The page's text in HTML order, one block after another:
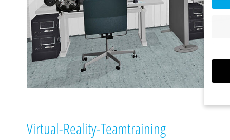
Virtual-Reality-Teamtraining